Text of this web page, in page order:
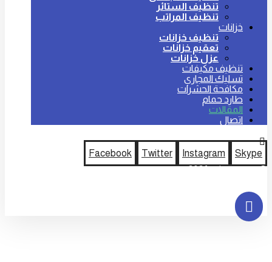
تنظيف الستائر
تنظيف المراتب
خزانات
تنظيف خزانات
تعقيم خزانات
عزل خزانات
تنظيف مكيفات
تسليك المجاري
مكافحة الحشرات
طارد حمام
المقالات
اتصال
Facebook Twitter Instagram
Skype
© حقوق النشر 2026